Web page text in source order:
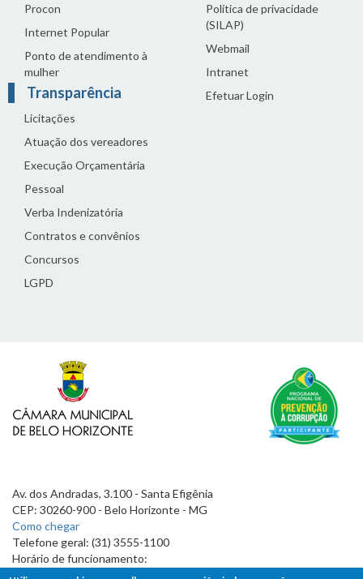
Procon
Internet Popular
Ponto de atendimento à
mulher
Transparência
Licitações
Atuação dos vereadores
Execução Orçamentária
Pessoal
Verba Indenizatória
Contratos e convênios
Concursos
LGPD
Política de privacidade
(SILAP)
Webmail
Intranet
Efetuar Login
Av. dos Andradas, 3.100 - Santa Efigênia
CEP: 30260-900 - Belo Horizonte - MG
Como chegar
Telefone geral: (31) 3555-1100
Horário de funcionamento:
7h às 19h